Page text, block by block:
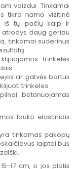
vaizdui. Tinkamai
tikra namo vizitinė
Iš tų pačių kaip ir
atrodys daug geriau
tinkamai suderinus
trinkelės
ar gatvės bortus
trinkeles.
betonuojamas
lauko elastiniais
tinkamas pakopų
laiptai bus
17 cm, o jos plotis